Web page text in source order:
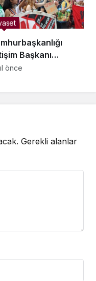
Başkanı
Altun,
önce
Gerekli alanlar